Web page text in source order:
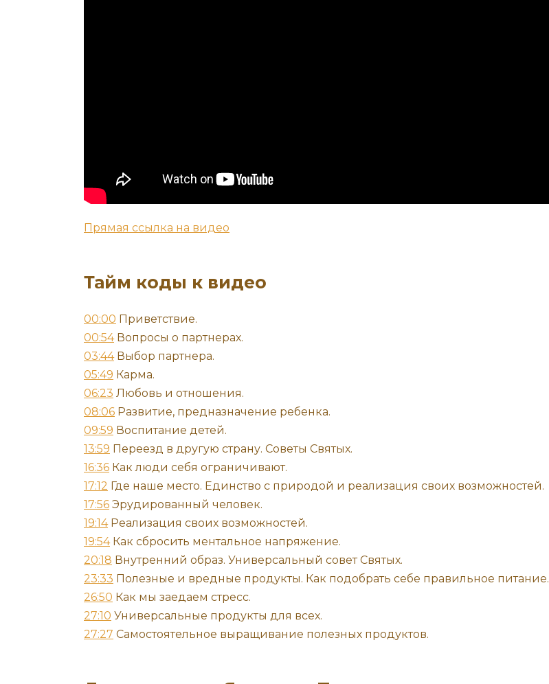
Прямая ссылка на видео
Тайм коды к видео
00:00 Приветствие.
00:54Вопросы о партнерах.
03:44Выбор партнера.
05:49 Карма.
06:23 Любовь и отношения.
08:06 Развитие, предназначение ребенка.
09:59 Воспитание детей.
13:59 Переезд в другую страну. Советы Святых.
16:36 Как люди себя ограничивают.
17:12 Где наше место. Единство с природой и реализация своих возможностей.
17:56 Эрудированный человек.
19:14Реализация своих возможностей.
19:54Как сбросить ментальное напряжение.
20:18 Внутренний образ. Универсальный совет Святых.
23:33 Полезные и вредные продукты. Как подобрать себе правильное питание.
26:50 Как мы заедаем стресс.
27:10 Универсальные продукты для всех.
27:27 Самостоятельное выращивание полезных продуктов.